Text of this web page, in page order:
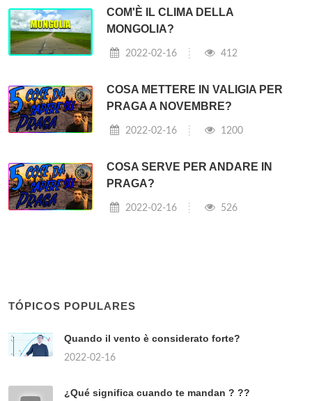
COM'È IL CLIMA DELLA
MONGOLIA?
2022-02-16 412
COSA METTERE IN VALIGIA PER
PRAGA A NOVEMBRE?
2022-02-16 1200
COSA SERVE PER ANDARE IN
PRAGA?
2022-02-16 526
TÓPICOS POPULARES
Quando il vento è considerato forte?
2022-02-16
¿Qué significa cuando te mandan ? ??